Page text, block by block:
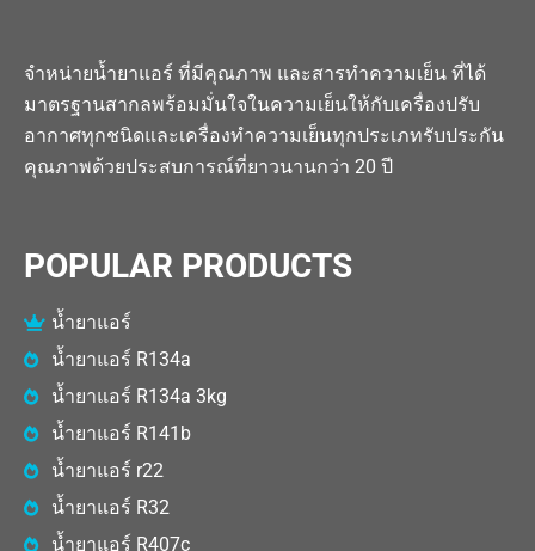
จำหน่ายน้ำยาแอร์ ที่มีคุณภาพ และสารทำความเย็น ที่ได้
มาตรฐานสากลพร้อมมั่นใจในความเย็นให้กับเครื่องปรับ
อากาศทุกชนิดและเครื่องทำความเย็นทุกประเภทรับประกัน
คุณภาพด้วยประสบการณ์ที่ยาวนานกว่า 20 ปี
POPULAR PRODUCTS
น้ำยาแอร์
น้ำยาแอร์ R134a
น้ำยาแอร์ R134a 3kg
น้ำยาแอร์ R141b
น้ำยาแอร์ r22
น้ำยาแอร์ R32
น้ำยาแอร์ R407c